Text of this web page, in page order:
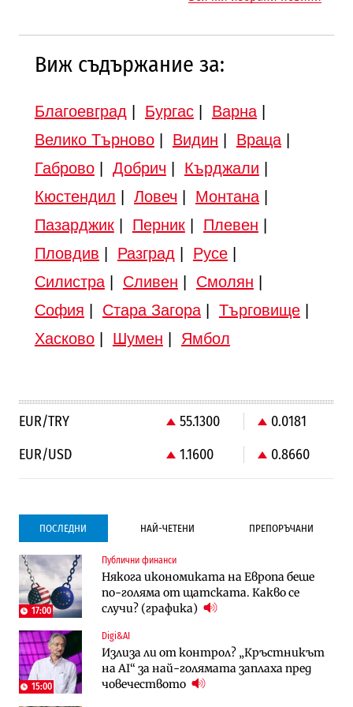
Виж съдържание за:
Благоевград Бургас| Варна|
Велико Търново| Видин Враца|
Габрово| Добрич Кърджали
Кюстендил
Ловеч Монтана|
Пазарджик| Перник| Плевен
Пловдив
Разград Русе|
Силистра| Сливен Смолян
София
Стара Загора| Търговище|
Хасково| Шумен Ямбол
EUR/TRY 55.1300
0.0181
EUR/USD
1.1600 0.8660
ПОСЛЕДНИ НАЙ-ЧЕТЕНИ ПРЕПОРЪЧАНИ
17:00
Публични финанси
Някога икономиката на Европа беше
по-голяма от щатската. Какво се
случи? (графика)
15:00
Digi&AI
Излиза ли от контрол? „Кръстникът
на AI“ за най-голямата заплаха пред
човечеството
Градоустройство
Столична община избра изпълнител за
преместването на трамвайното
трасе по бул. „Скобелев“
Компании
Vivacom предлага над 150 устройства с
90% отстъпка през август
Компании
Vivacom предлага над 150 устройства с
90% отстъпка през август
Градоустройство
Столична община избра изпълнител за
преместването на трамвайното
трасе по бул. „Скобелев“